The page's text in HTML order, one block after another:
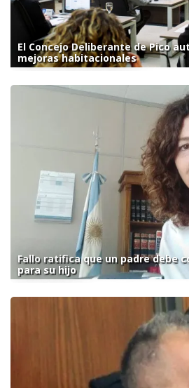
El Concejo Deliberante de Pico
mejoras habitacionales
Fallo ratifica que un padre debe
para su hijo